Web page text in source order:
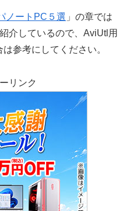
ノートPC５選 」の章では
介しているので、AviUtl用
参考にしてください。
リンク